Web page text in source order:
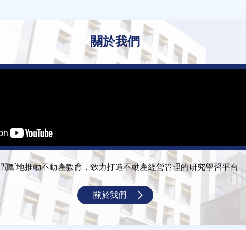
關於我們
斷地推動不動產教育，致力打造不動產經營管理的研究學習平台
關於我們